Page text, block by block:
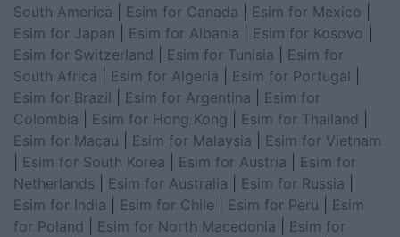
South America
Esim for Canada Esim for Mexico
Esim for Japan
Esim for Albania Esim for Kosovo
Esim for Switzerland
Esim for Tunisia
Esim for
South Africa
Esim for Algeria Esim for Portugal
Esim for Brazil
Esim for Argentina
Esim for
Colombia
Esim for Hong Kong Esim for Thailand
Esim for Macau
Esim for Malaysia
Esim for Vietnam
Esim for South Korea Esim for Austria
Esim for
Netherlands
Esim for Australia Esim for Russia
Esim for India
Esim for Chile Esim for Peru
Esim
for Poland
Esim for North Macedonia
Esim for